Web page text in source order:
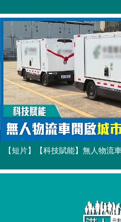
【短片】【科技賦能】無人物流